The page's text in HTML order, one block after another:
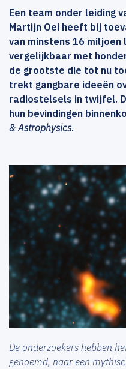
Een team onder leiding
Martijn Oei heeft bij
van minstens 16
vergelijkbaar met
de grootste die tot nu
trekt gangbare ideeën
radiostelsels in twijfel.
hun bevindingen
& Astrophysics.
De onderzoekers hebben
genoemd, naar een